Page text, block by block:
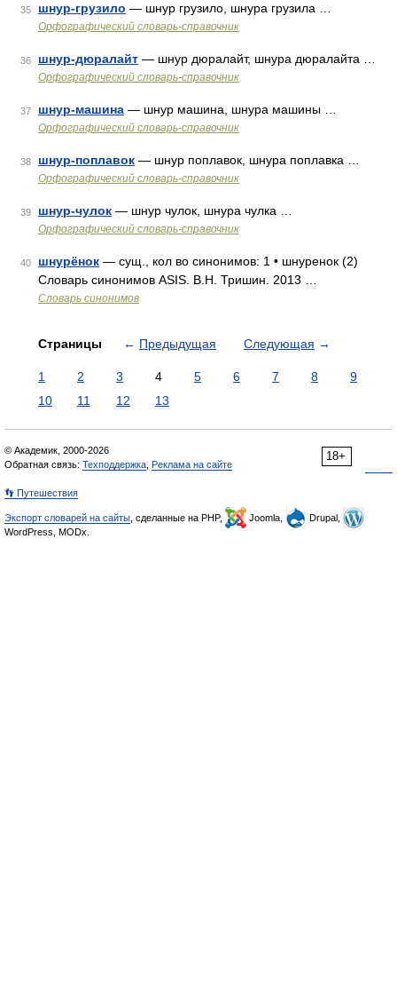
35 шнур-грузило — шнур грузило, шнура грузила …
Орфографический словарь-справочник
36 шнур-дюралайт — шнур дюралайт, шнура дюралайта …
Орфографический словарь-справочник
37 шнур-машина — шнур машина, шнура машины …
Орфографический словарь-справочник
38 шнур-поплавок — шнур поплавок, шнура поплавка …
Орфографический словарь-справочник
39 шнур-чулок — шнур чулок, шнура чулка …
Орфографический словарь-справочник
40 шнурёнок — сущ., кол во синонимов: 1 • шнуренок (2)
Словарь синонимов ASIS. В.Н. Тришин. 2013 …
Словарь синонимов
Страницы ← Предыдущая Следующая →
1 2 3 4 5 6 7 8
9
10
11 12 13
18+
© Академик, 2000-2026
Обратная связь: Техподдержка Реклама на сайте
👣 Путешествия
Экспорт словарей на сайты , сделанные на PHP, Joomla,
Drupal,
WordPress, MODx.